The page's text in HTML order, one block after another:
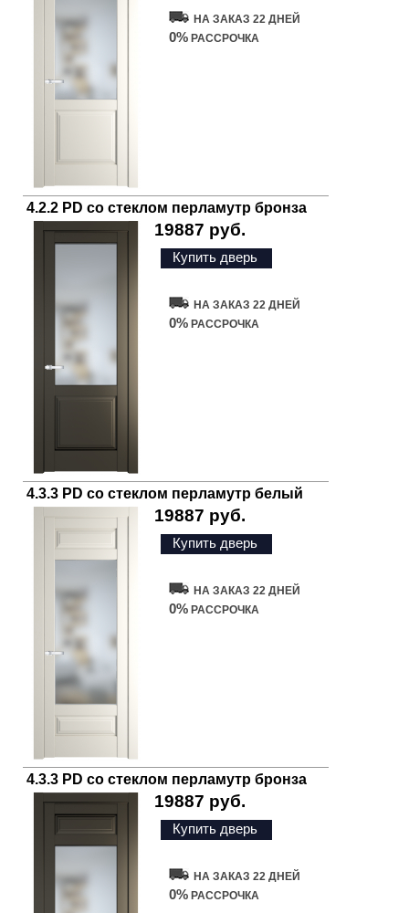
НА ЗАКАЗ 22 ДНЕЙ
0% РАССРОЧКА
4.2.2 PD со стеклом перламутр бронза
19887 руб.
Купить дверь
НА ЗАКАЗ 22 ДНЕЙ
0% РАССРОЧКА
4.3.3 PD со стеклом перламутр белый
19887 руб.
Купить дверь
НА ЗАКАЗ 22 ДНЕЙ
0% РАССРОЧКА
4.3.3 PD со стеклом перламутр бронза
19887 руб.
Купить дверь
НА ЗАКАЗ 22 ДНЕЙ
0% РАССРОЧКА